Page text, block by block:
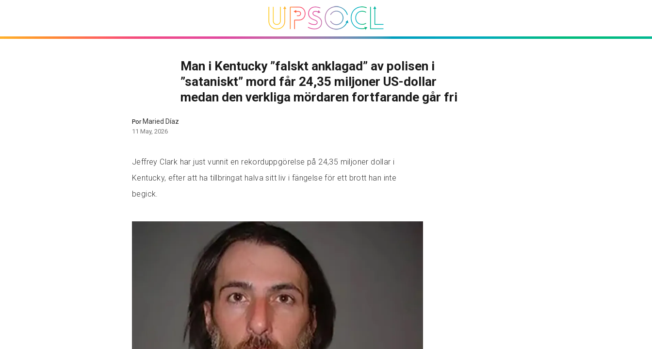
Man i Kentucky ”falskt anklagad” av polisen i
”sataniskt” mord får 24,35 miljoner US-dollar
medan den verkliga mördaren fortfarande går fri
PorMaried Díaz
11 May, 2026
Jeffrey Clark har just vunnit en rekorduppgörelse på 24,35 miljoner dollar i
Kentucky, efter att ha tillbringat halva sitt liv i fängelse för ett brott han inte
begick.